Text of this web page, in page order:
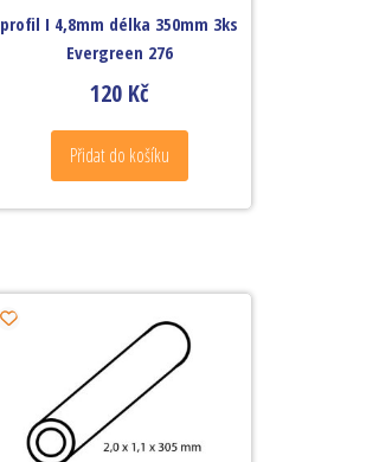
profil I 4,8mm délka 350mm 3ks
Evergreen 276
120 Kč
Přidat do košíku